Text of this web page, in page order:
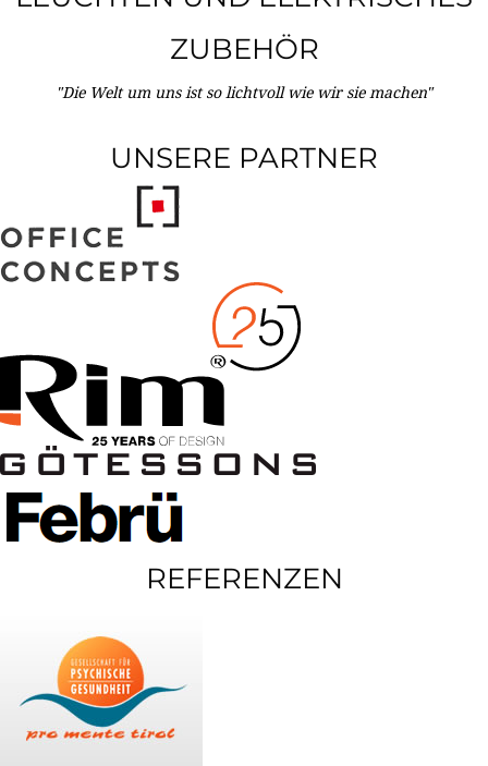
ZUBEHÖR
"Die Welt um uns ist so lichtvoll wie wir sie machen"
UNSERE PARTNER
REFERENZEN